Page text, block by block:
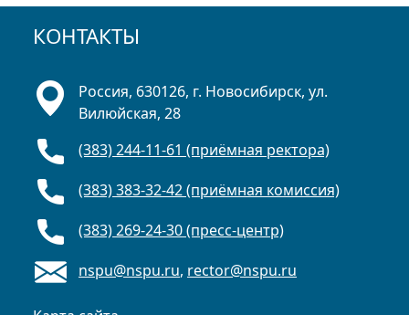
КОНТАКТЫ
Россия, 630126, г. Новосибирск, ул.
Вилюйская, 28
(383) 244-11-61 (приёмная ректора)
(383) 383-32-42 (приёмная комиссия)
(383) 269-24-30 (пресс-центр)
nspu@nspu.ru, rector@nspu.ru